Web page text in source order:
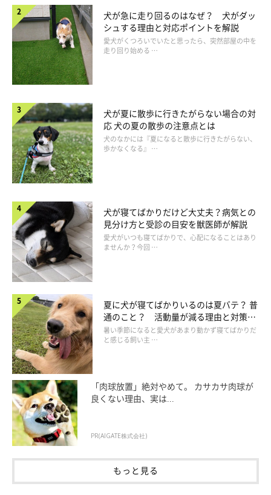
I家に来たばかりのめろーくん。折れ曲がった小さな右前足があり、甲の部
分を擦るようにして歩いていました
「前足がないことを感じさせない活発さで、とにかくジッとして
いることがなく、あま噛みもひどくて……」と、子犬のめろーく
んを見て危機感をいだいたIさん。すぐに懇意にしているドッグ
トレーナーさんの助けを借りて、オンとオフの切り替えを徹底す
るトレーニングを行いました。それは、外では思いきり発散し
て、家の中では極力静かにクレート内で過ごさせるということ。
「これを早めにやっておいて本当によかったです。その後、手術
をして安静が必要なときなども助かりました」
じつはめろーくんの右前足には、もともと内側に折れ曲がった小
さな足がついていました。足の甲にあたる部分を地面につけて歩
いていたため、炎症の原因にもなることから、かかりつけ医の先
生に切除手術をすすめられていました。
犬が急に走り回るのはなぜ？ 犬がダッ
シュする理由と対応ポイントを解説
愛犬がくつろいでいたと思ったら、突然部屋の中を
走り回り始める …
犬が夏に散歩に行きたがらない場合の対
応 犬の夏の散歩の注意点とは
犬のなかには『夏になると散歩に行きたがらない、
歩かなくなる』 …
犬が寝てばかりだけど大丈夫？病気との
見分け方と受診の目安を獣医師が解説
愛犬がいつも寝てばかりで、心配になることはあり
ませんか？今回 …
夏に犬が寝てばかりいるのは夏バテ？ 普
通のこと？ 活動量が減る理由と対策と
は
暑い季節になると愛犬があまり動かず寝てばかりだ
と感じる飼い主 …
「肉球放置」絶対やめて。 カサカサ肉球が
良くない理由、実は...
PR(AIGATE株式会社)
もっと見る